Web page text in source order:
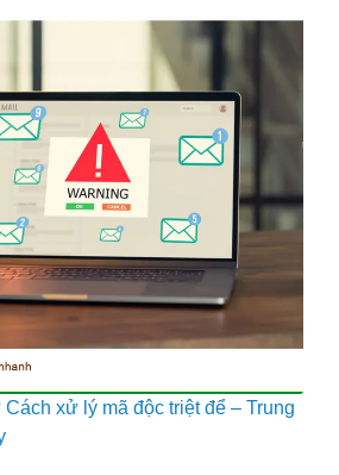
xử lý mã độc triệt để – Trung